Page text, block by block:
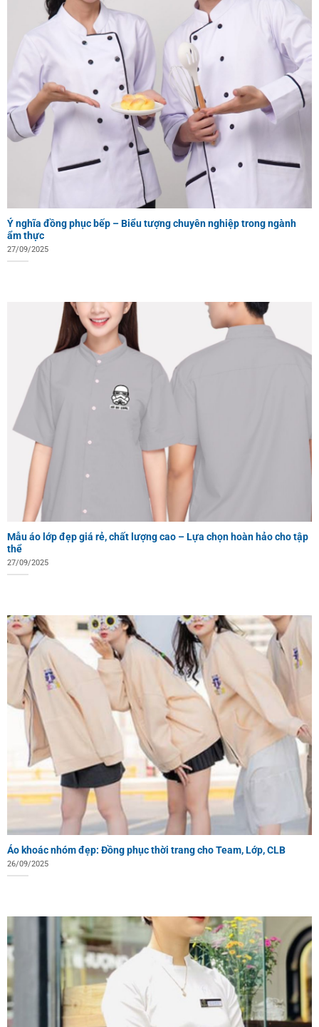
Ý nghĩa đồng phục bếp – Biểu tượng chuyên nghiệp trong ngành
ẩm thực
27/09/2025
Mẫu áo lớp đẹp giá rẻ, chất lượng cao – Lựa chọn hoàn hảo cho tập
thể
27/09/2025
Áo khoác nhóm đẹp: Đồng phục thời trang cho Team, Lớp, CLB
26/09/2025